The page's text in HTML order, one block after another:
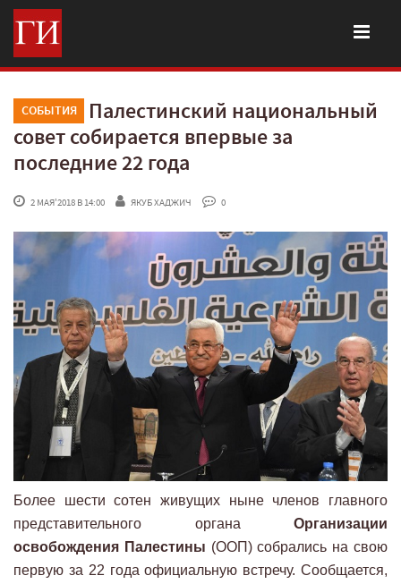
СОБЫТИЯ
Палестинский национальный
совет собирается впервые за
последние 22 года
2 МАЯ'2018 В 14:00 ЯКУБ ХАДЖИЧ 0
Более шести сотен живущих ныне членов главного
представительного органа Организации
освобождения Палестины (ООП) собрались на свою
первую за 22 года официальную встречу. Сообщается,